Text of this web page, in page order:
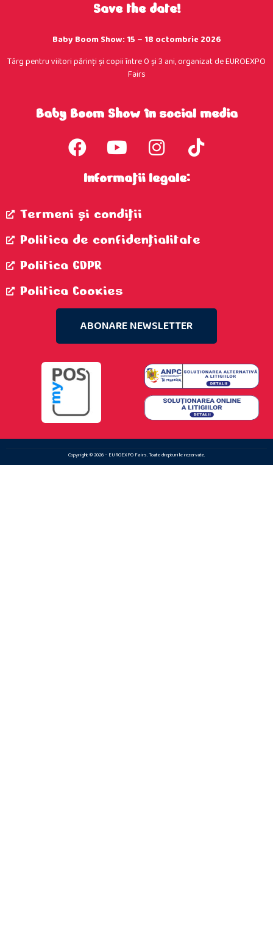
Save the date!
Baby Boom Show: 15 – 18 octombrie 2026
Târg pentru viitori părinţi şi copii între 0 şi 3 ani, organizat de EUROEXPO
Fairs
Baby Boom Show în social media
Informații legale:
Termeni şi condiţii
Politica de confidenţialitate
Politica GDPR
Politica Cookies
ABONARE NEWSLETTER
Copyright © 2026 – EUROEXPO Fairs. Toate drepturile rezervate.